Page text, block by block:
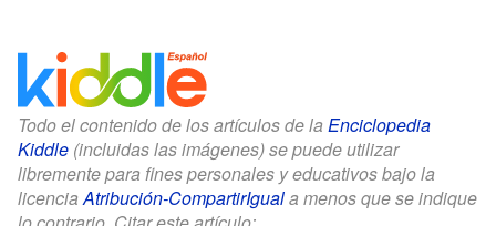
Todo el contenido de los artículos de la Enciclopedia
Kiddle (incluidas las imágenes) se puede utilizar
libremente para fines personales y educativos bajo la
licenciaAtribución-CompartirIguala menos que se indique